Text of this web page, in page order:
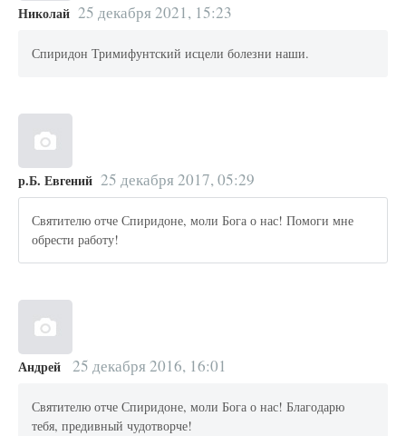
Николай 25 декабря 2021, 15:23
Спиридон Тримифунтский исцели болезни наши.
р.Б. Евгений 25 декабря 2017, 05:29
Святителю отче Спиридоне, моли Бога о нас! Помоги мне
обрести работу!
Андрей 25 декабря 2016, 16:01
Святителю отче Спиридоне, моли Бога о нас! Благодарю
тебя, предивный чудотворче!